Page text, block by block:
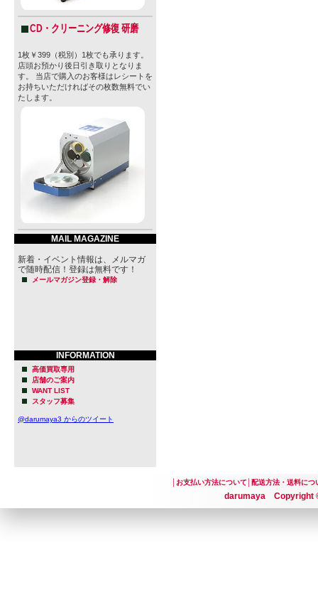
CD・クリーニング修復 研磨
1枚￥399（税別）1枚でも承ります。
店頭お預かり後日引き取りとなりま
す。 当店で購入のお客様はレシートを
お持ちいただければその枚数無料でい
たします。
MAIL MAGAZINE
新着・イベント情報は、メルマガ
で随時配信！登録は無料です！
メールマガジン登録・解除
INFORMATION
高価買取専用
店舗のご案内
WANT LIST
スタッフ募集
@darumaya3 からのツイート
お支払い方法について│ 配送方法・送料につ
darumaya Copyright